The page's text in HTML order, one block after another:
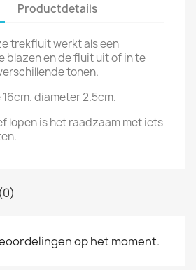
Productdetails
trekfluit werkt als een
blazen en de fluit uit of in te
tonen.
diameter 2.5cm.
lopen is het raadzaam met iets
op het moment.